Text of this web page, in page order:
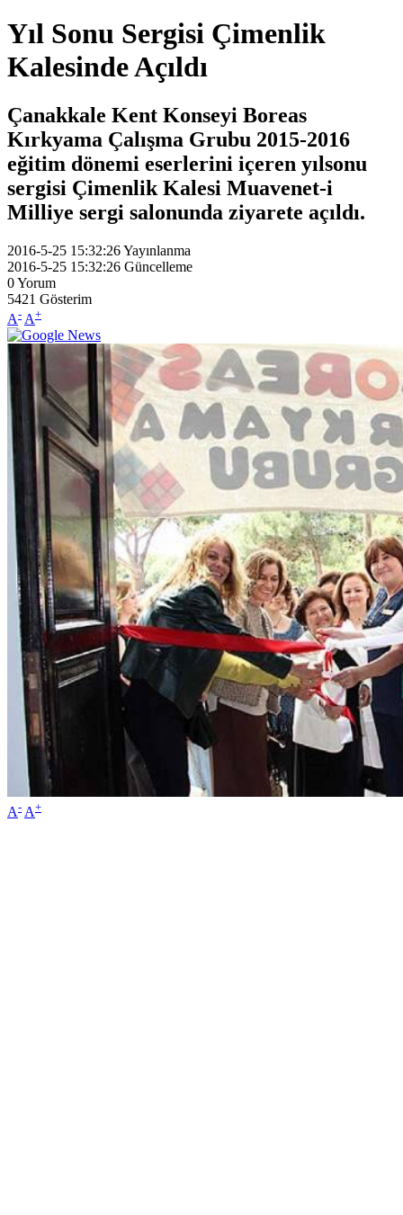
Yıl Sonu Sergisi Çimenlik
Kalesinde Açıldı
Çanakkale Kent Konseyi Boreas
Kırkyama Çalışma Grubu 2015-2016
eğitim dönemi eserlerini içeren yılsonu
sergisi Çimenlik Kalesi Muavenet-i
Milliye sergi salonunda ziyarete açıldı.
2016-5-25 15:32:26Yayınlanma
2016-5-25 15:32:26 Güncelleme
0Yorum
5421 Gösterim
A- A+
A- A+